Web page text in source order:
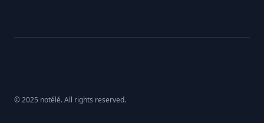
© 2025 notélé. All rights reserved.